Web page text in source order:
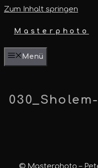
Zum Inhalt springen
Masterphoto
Menü